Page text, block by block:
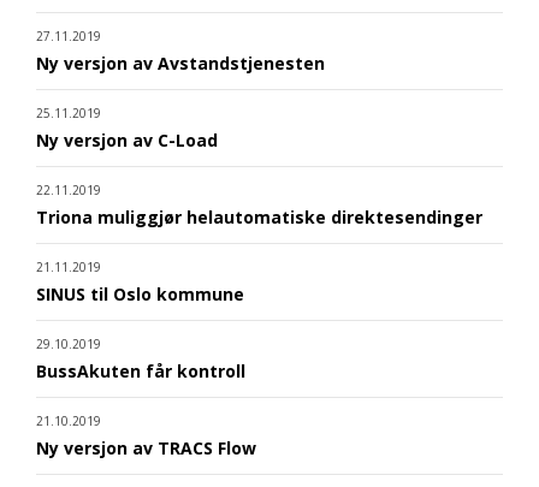
27.11.2019
Ny versjon av Avstandstjenesten
25.11.2019
Ny versjon av C-Load
22.11.2019
Triona muliggjør helautomatiske direktesendinger
21.11.2019
SINUS til Oslo kommune
29.10.2019
BussAkuten får kontroll
21.10.2019
Ny versjon av TRACS Flow